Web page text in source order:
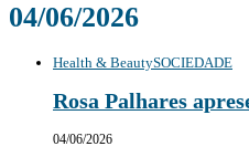
04/06/2026
Health & BeautySOCIEDADE
Rosa Palhares
04/06/2026